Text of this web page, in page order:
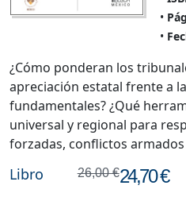
Libro 26,00 €24,70 €
¿Cómo ponderan los
apreciación estatal frente a
fundamentales? ¿Qué
universal y regional para
forzadas, conflictos